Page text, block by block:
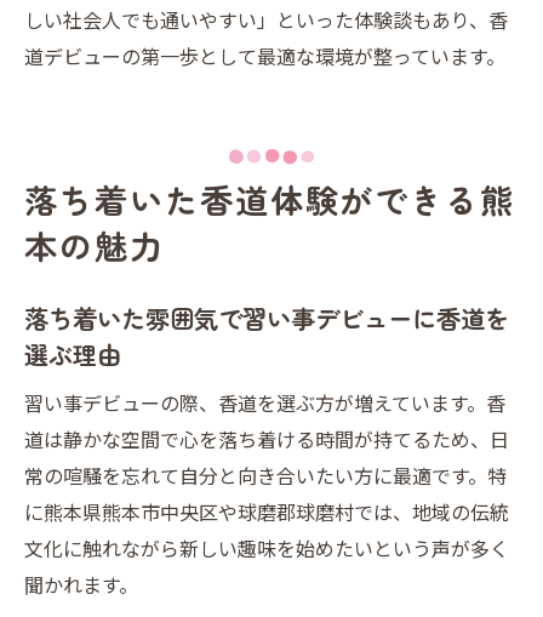
しい社会人でも通いやすい」といった体験談もあり、香
道デビューの第一歩として最適な環境が整っています。
落ち着いた香道体験ができる熊
本の魅力
落ち着いた雰囲気で習い事デビューに香道を
選ぶ理由
習い事デビューの際、香道を選ぶ方が増えています。香
道は静かな空間で心を落ち着ける時間が持てるため、日
常の喧騒を忘れて自分と向き合いたい方に最適です。特
に熊本県熊本市中央区や球磨郡球磨村では、地域の伝統
文化に触れながら新しい趣味を始めたいという声が多く
聞かれます。